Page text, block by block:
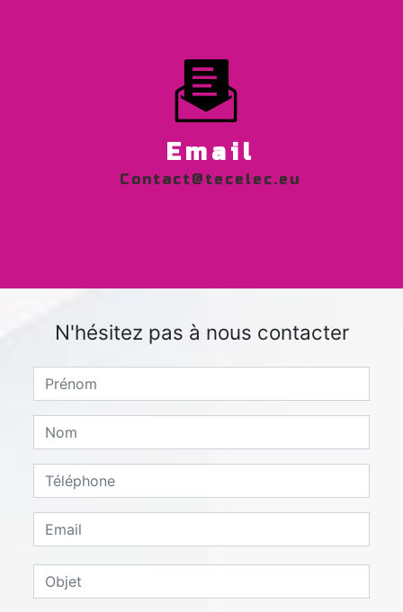
Email
contact@tecelec.eu
N'hésitez pas à nous contacter